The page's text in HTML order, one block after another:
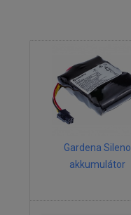
Gardena Sileno
akkumulátor